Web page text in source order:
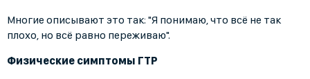
Многие описывают это так: "Я понимаю, что всё не так
плохо, но всё равно переживаю".
Физические симптомы ГТР